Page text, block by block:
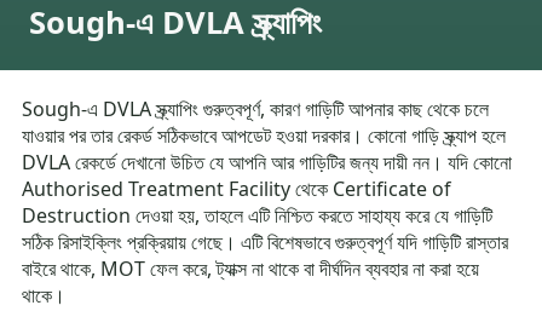
Sough-এ DVLA স্ক্র্যাপিং
Sough-এ DVLA স্ক্র্যাপিং গুরুত্বপূর্ণ, কারণ গাড়িটি আপনার কাছ থেকে চলে
যাওয়ার পর তার রেকর্ড সঠিকভাবে আপডেট হওয়া দরকার। কোনো গাড়ি স্ক্র্যাপ হলে
DVLA রেকর্ডে দেখানো উচিত যে আপনি আর গাড়িটির জন্য দায়ী নন। যদি কোনো
Authorised Treatment Facility থেকে Certificate of
Destruction দেওয়া হয়, তাহলে এটি নিশ্চিত করতে সাহায্য করে যে গাড়িটি
সঠিক রিসাইক্লিং প্রক্রিয়ায় গেছে। এটি বিশেষভাবে গুরুত্বপূর্ণ যদি গাড়িটি রাস্তার
বাইরে থাকে, MOT ফেল করে, ট্যাক্স না থাকে বা দীর্ঘদিন ব্যবহার না করা হয়ে
থাকে।